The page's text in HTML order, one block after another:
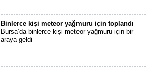
Binlerce kişi meteor yağmuru için toplandı
Bursa’da binlerce kişi meteor yağmuru için bir
araya geldi